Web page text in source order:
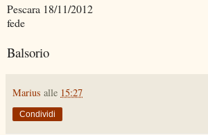
Pescara 18/11/
fede
Balsorio
Marius alle 15:27
Condividi